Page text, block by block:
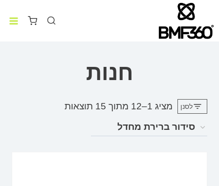
חנות
לסנן מציג 1–12 מתוך 15 תוצאות